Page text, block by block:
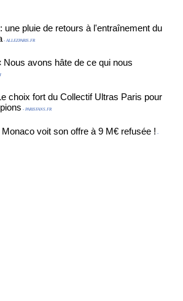
une pluie de retours à l'entraînement du
- ALLEZPARIS.FR
Nous avons hâte de ce qui nous
choix fort du Collectif Ultras Paris pour
- PARISFANS.FR
voit son offre à 9 M€ refusée ! -